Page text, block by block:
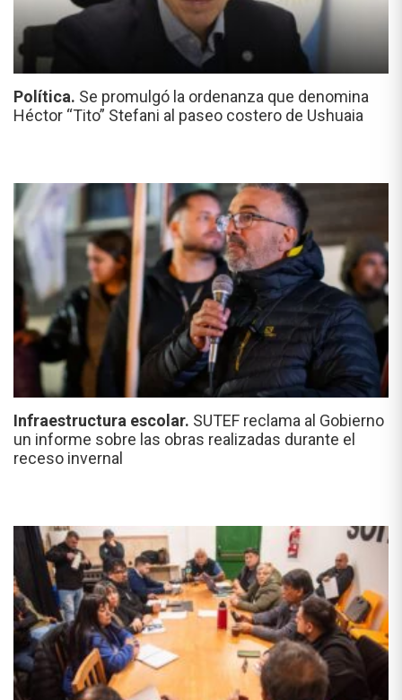
Política. Se promulgó la ordenanza que denomina
Héctor “Tito” Stefani al paseo costero de Ushuaia
Infraestructura escolar. SUTEF reclama al Gobierno
un informe sobre las obras realizadas durante el
receso invernal